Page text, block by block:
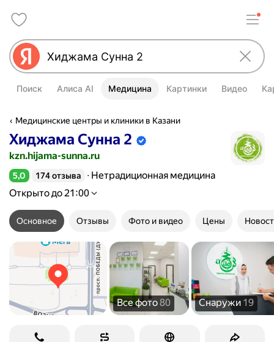
Поиск Алиса AI Медицина Картинки Видео
Медицинские центры и клиники в Казани
Хиджама Сунна 2
Информация об организации
kzn.hijama-sunna.ru
Рейтинг 5,0 из 5
5,0 174 отзыва
Нетрадиционная медицина
Открыто до 21:00
Основное Отзывы Фото и видео Цены
Все фото80 Снаружи 19